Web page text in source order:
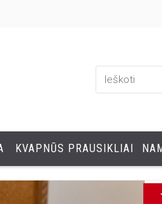
KVAPNŪS PRAUSIKLIAI